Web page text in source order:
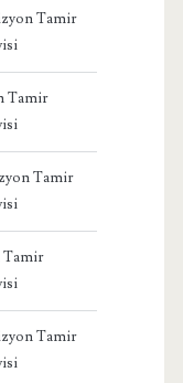
Tamir
Tamir
Tamir
Tamir
Tamir